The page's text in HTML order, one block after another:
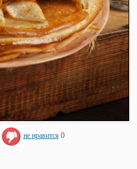
не нравится 0